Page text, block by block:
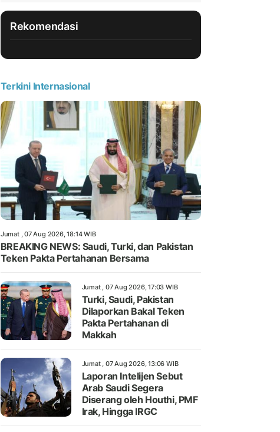
Rekomendasi
Terkini Internasional
Jumat , 07 Aug 2026, 18:14 WIB
BREAKING NEWS: Saudi, Turki, dan Pakistan
Teken Pakta Pertahanan Bersama
Jumat , 07 Aug 2026, 17:03 WIB
Turki, Saudi, Pakistan
Dilaporkan Bakal Teken
Pakta Pertahanan di
Makkah
Jumat , 07 Aug 2026, 13:06 WIB
Laporan Intelijen Sebut
Arab Saudi Segera
Diserang oleh Houthi, PMF
Irak, Hingga IRGC